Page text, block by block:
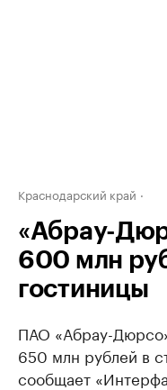
Краснодарский край
«Абрау-
600 млн
гостиницы
ПАО «Абрау-
650 млн рублей в
сообщает